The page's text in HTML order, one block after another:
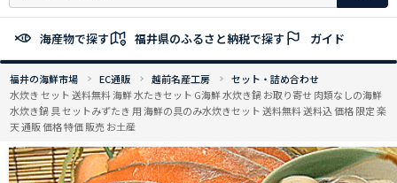
へ
ッ
プ
海産物で探す 福井県のふるさと納税で探す ガイド
福井の海鮮市場 EC通販 越前名産工房
セット・詰め合わせ
水炊き セット 送料無料 海鮮 水たきセット G海鮮 水炊き鍋 お取り寄せ 肉類なしの海鮮
水炊き鍋 具 セットみずたき 用 海鮮の具のみ水炊きセット 送料無料 送料込 価格 限定 楽
天 通販 価格 特価 販売 お土産